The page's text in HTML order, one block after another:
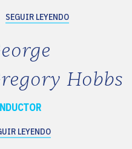
SEGUIR LEYENDO
Hobbs
LEYENDO